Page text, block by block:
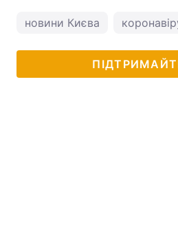
новини Києва